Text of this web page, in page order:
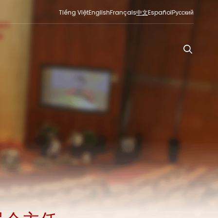
Tiếng ViệtEnglishFrançais中文EspañolРусский